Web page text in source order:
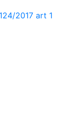
2017 art 1